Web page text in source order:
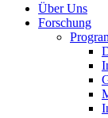
Über Uns
Forschung